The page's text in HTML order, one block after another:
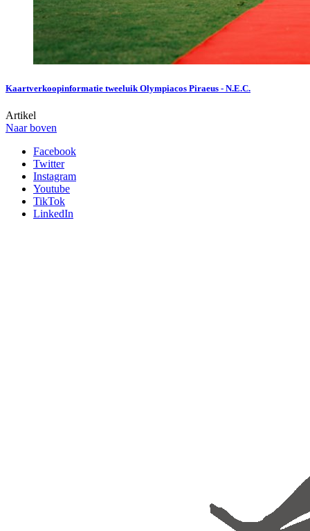
Kaartverkoopinformatie tweeluik Olympiacos Piraeus - N.E.C.
Artikel
Naar boven
Facebook
Twitter
Instagram
Youtube
TikTok
LinkedIn